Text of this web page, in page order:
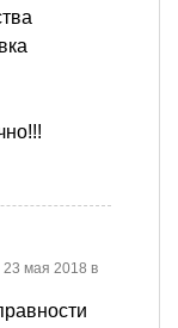
23 мая 2018 в